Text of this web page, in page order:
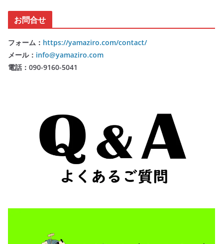
お問合せ
フォーム： https://yamaziro.com/contact/
メール： info@yamaziro.com
電話：090-9160-5041